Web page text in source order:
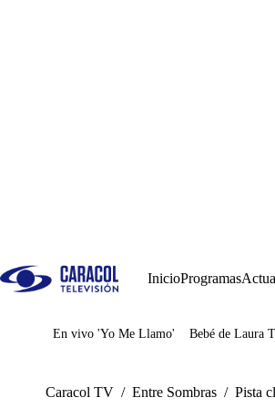
InicioProgramas
Juegos
En vivo 'Yo Me Llamo' Bebé de Laura
Caracol TV / Entre Sombras / Pista